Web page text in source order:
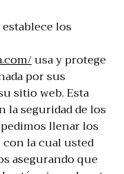
los
usa y protege
por sus
sitio web. Esta
la seguridad de los
llenar los
la cual usted
asegurando que